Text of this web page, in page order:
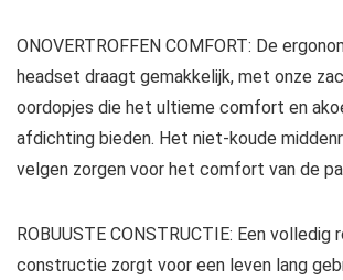
ONOVERTROFFEN COMFORT: De
headset draagt gemakkelijk, met onze
oordopjes die het ultieme comfort en
afdichting bieden. Het niet-koude
velgen zorgen voor het comfort van de
ROBUUSTE CONSTRUCTIE: Een
constructie zorgt voor een leven lang